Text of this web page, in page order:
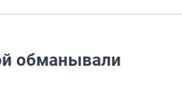
обманывали